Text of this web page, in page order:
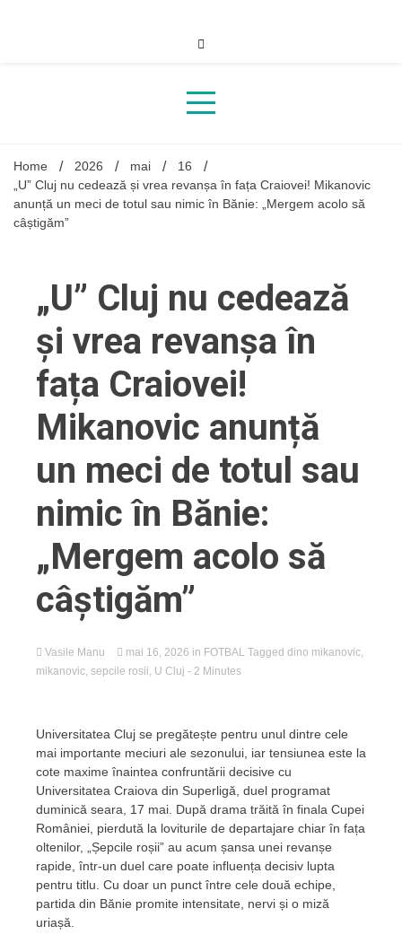
Home 2026 mai
16
„U” Cluj nu cedează și vrea revanșa în fața Craiovei! Mikanovic
anunță un meci de totul sau nimic în Bănie: „Mergem acolo să
câștigăm”
„U” Cluj nu cedează
și vrea revanșa în
fața Craiovei!
Mikanovic anunță
un meci de totul sau
nimic în Bănie:
„Mergem acolo să
câștigăm”
Vasile Manu mai 16, 2026 in FOTBAL Tagged dino mikanovic,
mikanovic, sepcile rosii, U Cluj - 2 Minutes
Universitatea Cluj se pregătește pentru unul dintre cele
mai importante meciuri ale sezonului, iar tensiunea este la
cote maxime înaintea confruntării decisive cu
Universitatea Craiova din Superligă, duel programat
duminică seara, 17 mai. După drama trăită în finala Cupei
României, pierdută la loviturile de departajare chiar în fața
oltenilor, „Șepcile roșii” au acum șansa unei revanșe
rapide, într-un duel care poate influența decisiv lupta
pentru titlu. Cu doar un punct între cele două echipe,
partida din Bănie promite intensitate, nervi și o miză
uriașă.